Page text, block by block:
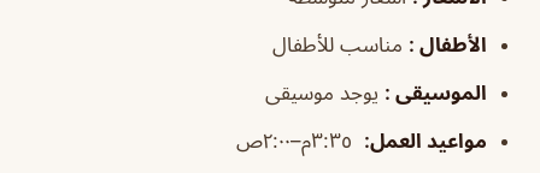
الأطفال : مناسب للأطفال
الموسيقى : يوجد موسيقى
مواعيد العمل: